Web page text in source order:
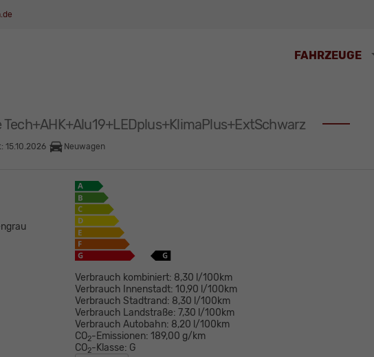
FAHRZEUGE
Tech+AHK+Alu19+LEDplus+KlimaPlus+ExtSchwarz
15.10.2026 Neuwagen
Verbrauch kombiniert: 8,30 l/100km
Verbrauch Innenstadt: 10,90 l/100km
Verbrauch Stadtrand: 8,30 l/100km
Verbrauch Landstraße: 7,30 l/100km
Verbrauch Autobahn: 8,20 l/100km
CO2-Emissionen: 189,00 g/km
CO2-Klasse: G